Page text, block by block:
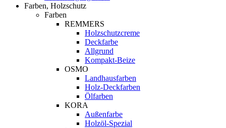
Farben, Holzschutz
Farben
REMMERS
Holzschutzcreme
Deckfarbe
Allgrund
Kompakt-Beize
OSMO
Landhausfarben
Holz-Deckfarben
Ölfarben
KORA
Außenfarbe
Holzöl-Spezial